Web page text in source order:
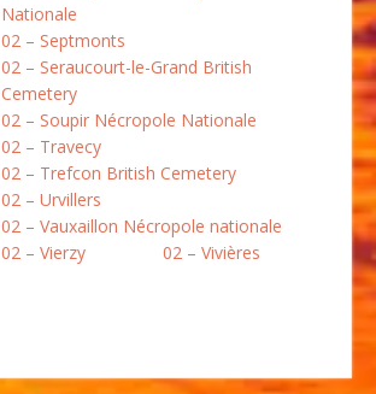
Nationale
02 – Septmonts
02 – Seraucourt-le-Grand British
Cemetery
02 – Soupir Nécropole Nationale
02 – Travecy
02 – Trefcon British Cemetery
02 – Urvillers
02 – Vauxaillon Nécropole nationale
02 – Vierzy
02 – Vivières